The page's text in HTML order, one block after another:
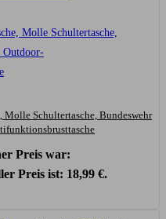
Molle Schultertasche, Bundeswehr
Preis war:
Preis ist: 18,99 €.